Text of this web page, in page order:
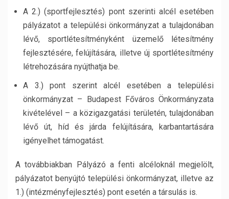
A 2.) (sportfejlesztés) pont szerinti alcél esetében
pályázatot a települési önkormányzat a tulajdonában
lévő, sportlétesítményként üzemelő létesítmény
fejlesztésére, felújítására, illetve új sportlétesítmény
létrehozására nyújthatja be.
A 3.) pont szerint alcél esetében a települési
önkormányzat – Budapest Főváros Önkormányzata
kivételével – a közigazgatási területén, tulajdonában
lévő út, híd és járda felújítására, karbantartására
igényelhet támogatást.
A továbbiakban Pályázó a fenti alcéloknál megjelölt,
pályázatot benyújtó települési önkormányzat, illetve az
1.) (intézményfejlesztés) pont esetén a társulás is.